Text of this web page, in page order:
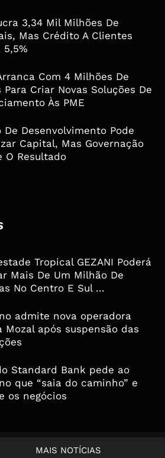
MAIS NOTÍCIAS
3,34 Mil Milhões De
Mas Crédito A Clientes
5,5%
Com 4 Milhões De
Para Criar Novas Soluções De
Às PME
De Desenvolvimento Pode
Capital, Mas Governação
O Resultado
Tropical GEZANI Poderá
Mais De Um Milhão De
No Centro E Sul ...
admite nova operadora
Mozal após suspensão das
Standard Bank pede ao
que “saia do caminho” e
os negócios
Direitos Reservados.